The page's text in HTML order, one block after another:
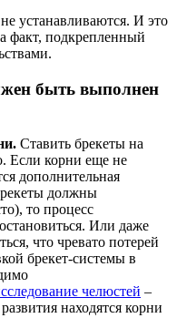
устанавливаются. И это
факт, подкрепленный
быть выполнен
Ставить брекеты на
Если корни еще не
дополнительная
должны
то процесс
Или даже
что чревато потерей
брекет-системы в
челюстей –
находятся корни